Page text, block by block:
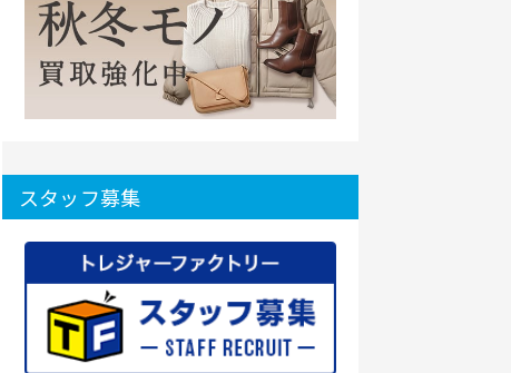
スタッフ募集